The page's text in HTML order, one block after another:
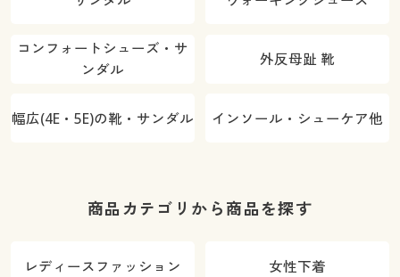
コンフォートシューズ・サ
ンダル
外反母趾 靴
幅広(4E・5E)の靴・サンダル インソール・シューケア他
商品カテゴリから商品を探す
レディースファッション 女性下着